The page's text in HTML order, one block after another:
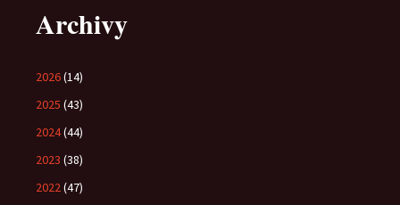
Archivy
2026(14)
2025 (43)
2024(44)
2023 (38)
2022(47)